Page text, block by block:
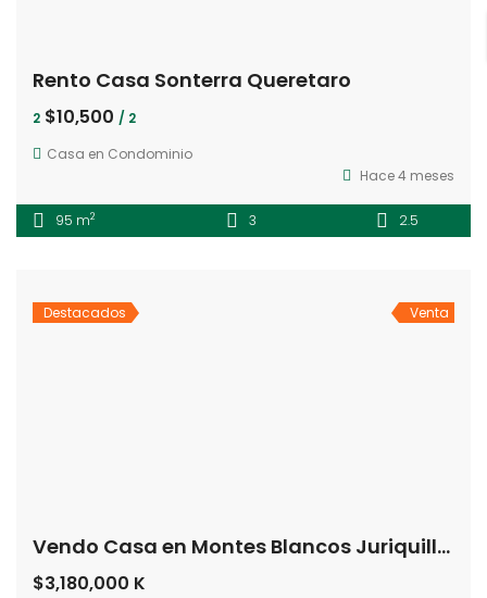
Rento Casa Sonterra Queretaro
2 $10,500 / 2
Casa en Condominio
Hace 4 meses
95 m2 3 2.5
Destacados Venta
Vendo Casa en Montes Blancos Juriquilla Querétaro
$3,180,000 K